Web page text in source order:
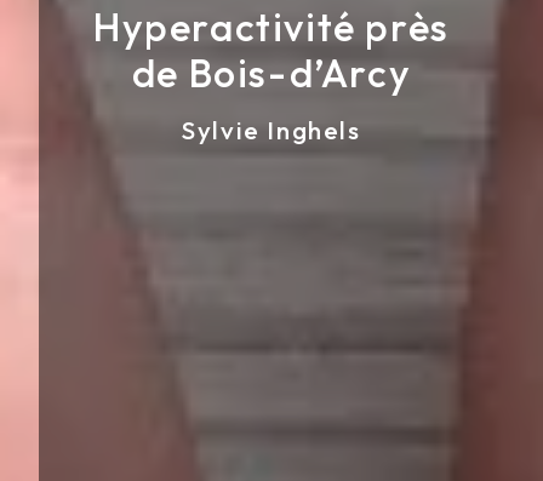
Hyperactivité près
de Bois-d’Arcy
Sylvie Inghels